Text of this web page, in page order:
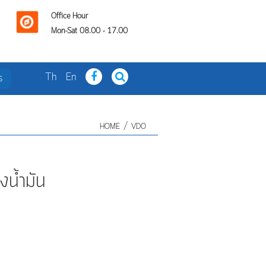
Office Hour
Mon-Sat 08.00 - 17.00
Th En
HOME/ VDO
น้ำมัน